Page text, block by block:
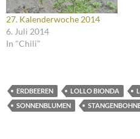
27. Kalenderwoche 2014
6. Juli 2014
In "Chili"
ERDBEEREN LOLLO BIONDA
SONNENBLUMEN